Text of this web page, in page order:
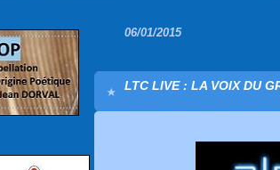
06/01/2015
LTC LIVE : LA VOIX DU